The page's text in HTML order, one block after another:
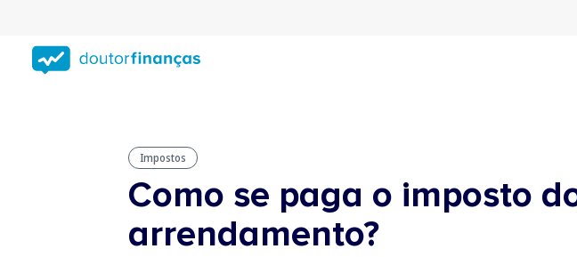
conteúdo
principal
Impostos
Como se paga o imposto
arrendamento?